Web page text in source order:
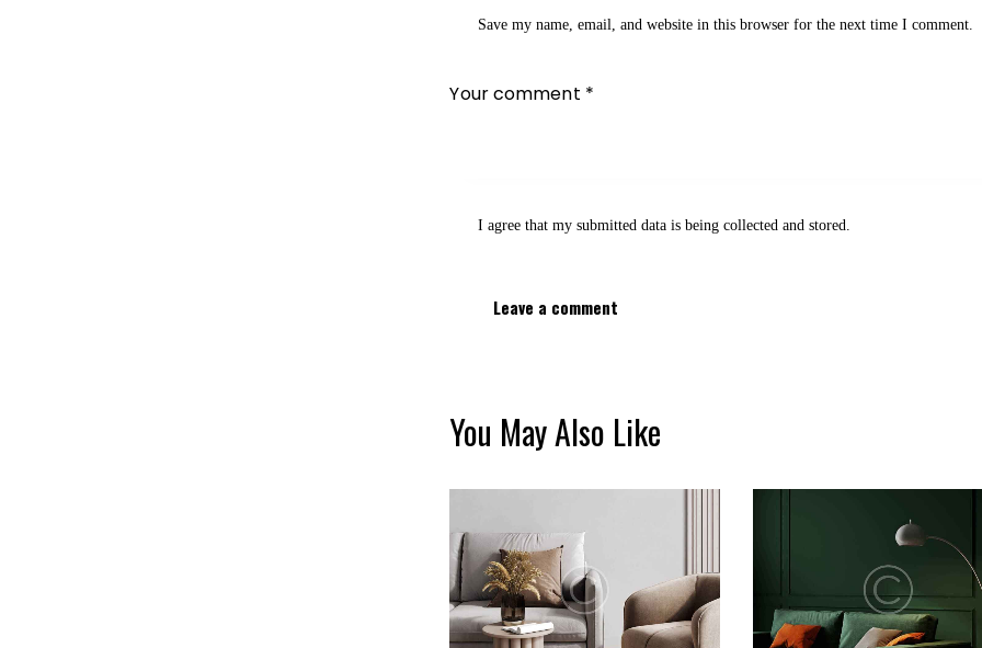
Save my name, email, and website in this browser for the next time I comment.
I agree that my submitted data is being collected and stored
You May Also Like